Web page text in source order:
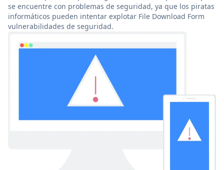
se encuentre con problemas de seguridad, ya que los piratas
informáticos pueden intentar explotar File Download Form
vulnerabilidades de seguridad.